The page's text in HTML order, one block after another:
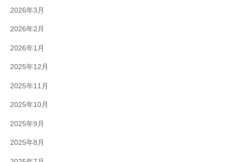
2026年3月
2026年2月
2026年1月
2025年12月
2025年11月
2025年10月
2025年9月
2025年8月